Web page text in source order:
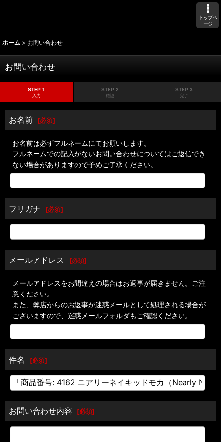
トップペ
ージ
ホーム > お問い合わせ
お問い合わせ
STEP 1
入力
STEP 2
確認
STEP 3
完了
お名前 [必須]
お名前は必ずフルネームにてお願いします。
フルネームでの記入がないお問い合わせについてはご返信でき
ない場合がありますので予めご了承ください。
フリガナ [必須]
メールアドレス [必須]
メールアドレスをお間違えの場合はお返事が届きません。ご注
意ください。
また、弊店からのお返事が迷惑メールとして処理される場合が
ございますので、迷惑メールフォルダもご確認ください。
件名 [必須]
お問い合わせ内容 [必須]